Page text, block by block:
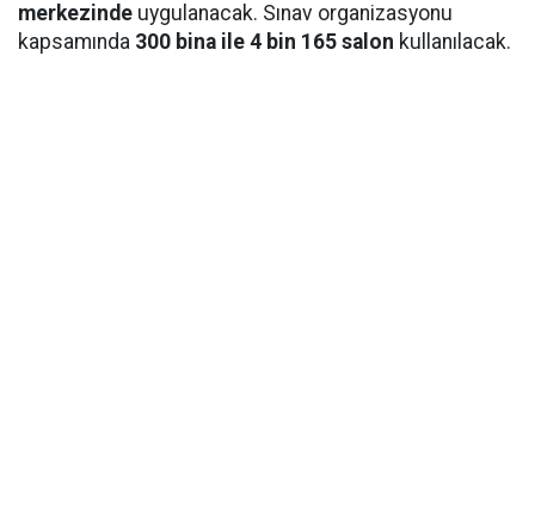
merkezinde uygulanacak. Sınav organizasyonu
kapsamında 300 bina ile 4 bin 165 salon kullanılacak.